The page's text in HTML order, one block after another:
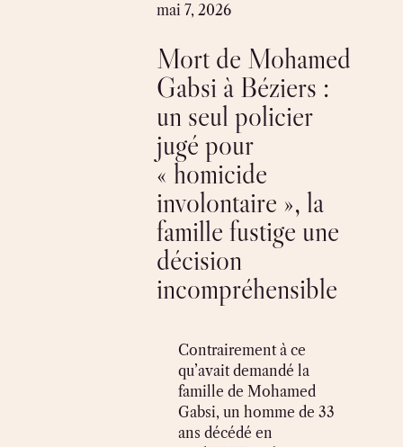
mai 7, 2026
Mort de Mohamed
Gabsi à Béziers :
un seul policier
jugé pour
« homicide
involontaire », la
famille fustige une
décision
incompréhensible
Contrairement à ce
qu’avait demandé la
famille de Mohamed
Gabsi, un homme de 33
ans décédé en